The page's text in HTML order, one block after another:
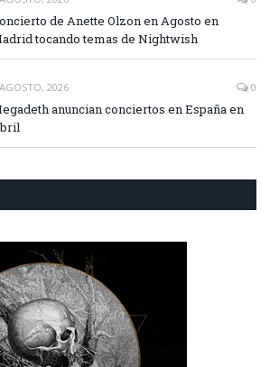
de Anette Olzon en Agosto en
tocando temas de Nightwish
2026 0
anuncian conciertos en España en